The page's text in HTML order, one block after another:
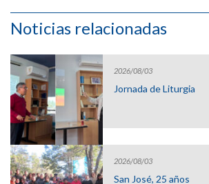
Noticias relacionadas
2026/08/03
Jornada de Liturgia
2026/08/03
San José, 25 años